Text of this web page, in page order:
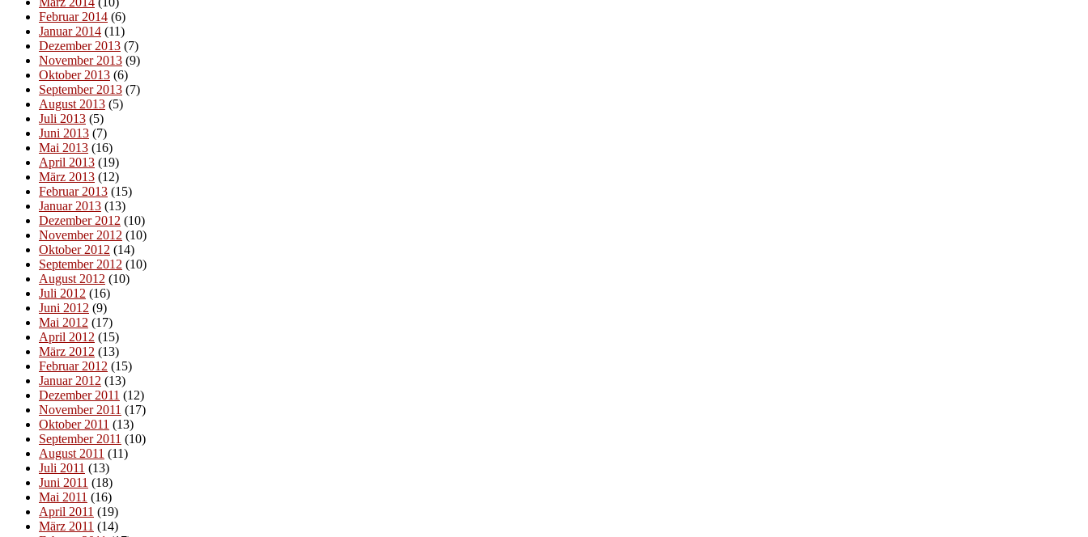
Februar 2014 (6)
Januar 2014 (11)
Dezember 2013 (7)
November 2013 (9)
Oktober 2013 (6)
September 2013 (7)
August 2013 (5)
Juli 2013 (5)
Juni 2013 (7)
Mai 2013 (16)
April 2013 (19)
März 2013 (12)
Februar 2013 (15)
Januar 2013 (13)
Dezember 2012 (10)
November 2012 (10)
Oktober 2012 (14)
September 2012 (10)
August 2012 (10)
Juli 2012 (16)
Juni 2012 (9)
Mai 2012 (17)
April 2012 (15)
März 2012 (13)
Februar 2012 (15)
Januar 2012 (13)
Dezember 2011 (12)
November 2011 (17)
Oktober 2011 (13)
September 2011 (10)
August 2011 (11)
Juli 2011 (13)
Juni 2011 (18)
Mai 2011 (16)
April 2011 (19)
März 2011 (14)